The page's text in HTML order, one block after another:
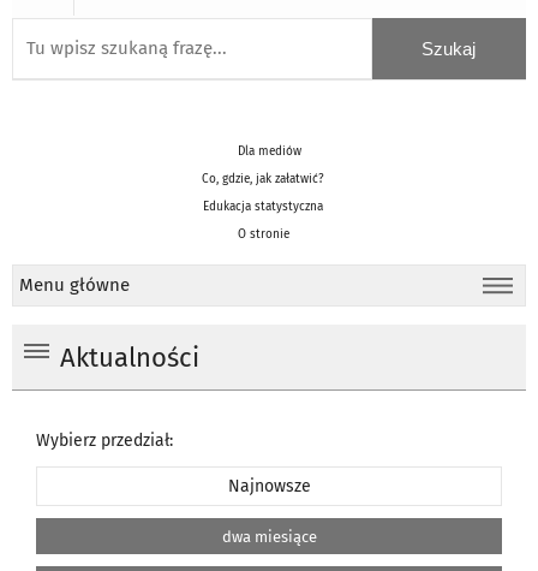
Dla mediów
Co, gdzie, jak załatwić?
Edukacja statystyczna
O stronie
Menu główne
Aktualności
Wybierz przedział:
Najnowsze
dwa miesiące